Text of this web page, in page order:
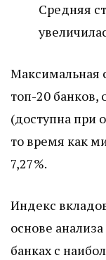
Средняя
Максимальная
топ-20 банков,
(доступна при
то время как
7,27%.
Индекс
основе
банках с